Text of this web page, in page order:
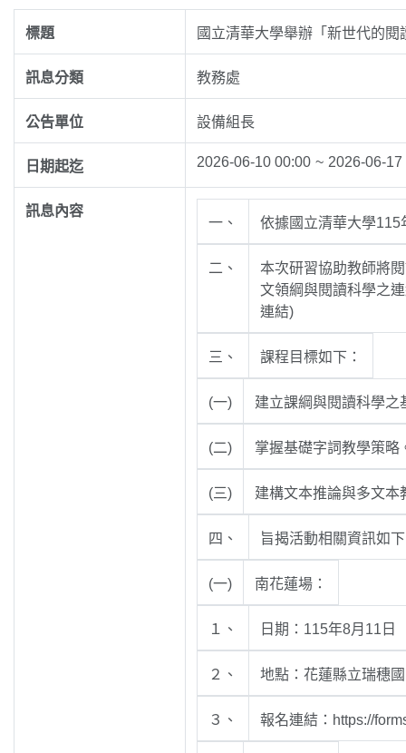
標題 國立清華大學舉辦「新世代的
訊息分類 教務處
公告單位 設備組長
日期起迄 2026-06-10 00:00 ~ 2026-06-17
訊息內容
一、 依據國立清華大學
二、
本次研習協助教師將
文領綱與閱讀科學之
連結)
三、 課程目標如下：
(一) 建立課綱與閱讀科學之
(二) 掌握基礎字詞教學策略
(三) 建構文本推論與多文本
四、 旨揭活動相關資訊如
(一) 南花蓮場：
１、 日期：115年8月11日
２、 地點：花蓮縣立瑞穗
３、 報名連結：https://